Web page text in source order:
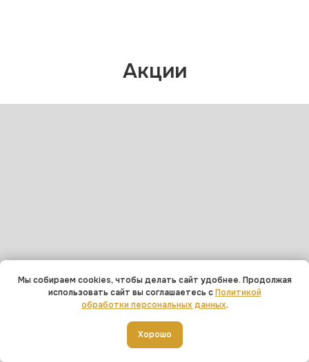
Мы собираем cookies, чтобы делать сайт удобнее. Продолжая
использовать сайт вы соглашаетесь сПолитикой
обработки персональных данных.
Хорошо
Добавить в корзину
Акции